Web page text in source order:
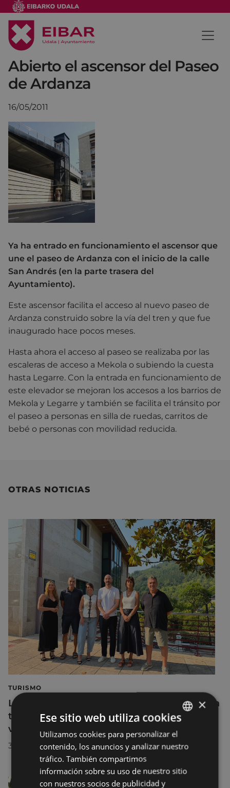
Abierto el ascensor del Paseo
de Ardanza
16/05/2011
Ya ha entrado en funcionamiento el ascensor que
une el paseo de Ardanza con el inicio de la calle
San Andrés (en la parte trasera del
Ayuntamiento).
Este ascensor facilita el acceso al nuevo paseo de
Ardanza construido sobre la vía del tren y que fue
inaugurado hace pocos meses.
Hasta ahora el acceso al paseo se realizaba por las
escaleras de acceso a Mekola o subiendo la cuesta
hasta Legarre. Con la entrada en funcionamiento de
este elevador se mejoran los accesos a los barrios de
Mekola y Legarre y también se facilita el tránsito por
el paseo a personas en silla de ruedas, carritos de
bebé o personas con movilidad reducida.
OTRAS NOTICIAS
TURISMO
La diputada Azahara Domínguez destaca la
transformación turística de Eibar en su
visita a la localidad
30/07/2026
BASQUE
SPANISH
×
Ese sitio web utiliza cookies
Utilizamos cookies para personalizar el
contenido, los anuncios y analizar nuestro
tráfico. También compartimos
información sobre su uso de nuestro sitio
con nuestros socios de publicidad y